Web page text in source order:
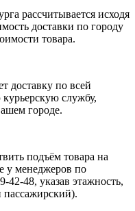
рассчитывается исходя
доставки по городу
товара.
доставку по всей
службу,
городе.
подъём товара на
у менеджеров по
42-48, указав этажность,
пассажирский).